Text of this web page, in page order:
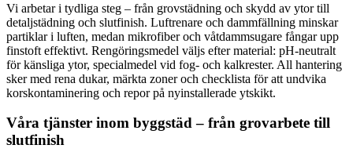
Vi arbetar i tydliga steg – från grovstädning och skydd av ytor till
detaljstädning och slutfinish. Luftrenare och dammfällning minskar
partiklar i luften, medan mikrofiber och våtdammsugare fångar upp
finstoft effektivt. Rengöringsmedel väljs efter material: pH-neutralt
för känsliga ytor, specialmedel vid fog- och kalkrester. All hantering
sker med rena dukar, märkta zoner och checklista för att undvika
korskontaminering och repor på nyinstallerade ytskikt.
Våra tjänster inom byggstäd – från grovarbete till
slutfinish